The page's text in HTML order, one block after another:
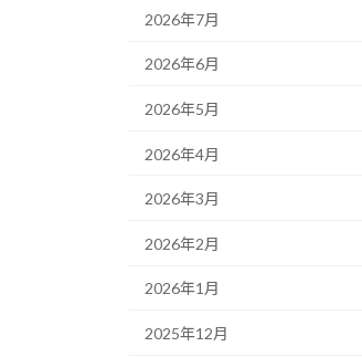
2026年7月
2026年6月
2026年5月
2026年4月
2026年3月
2026年2月
2026年1月
2025年12月